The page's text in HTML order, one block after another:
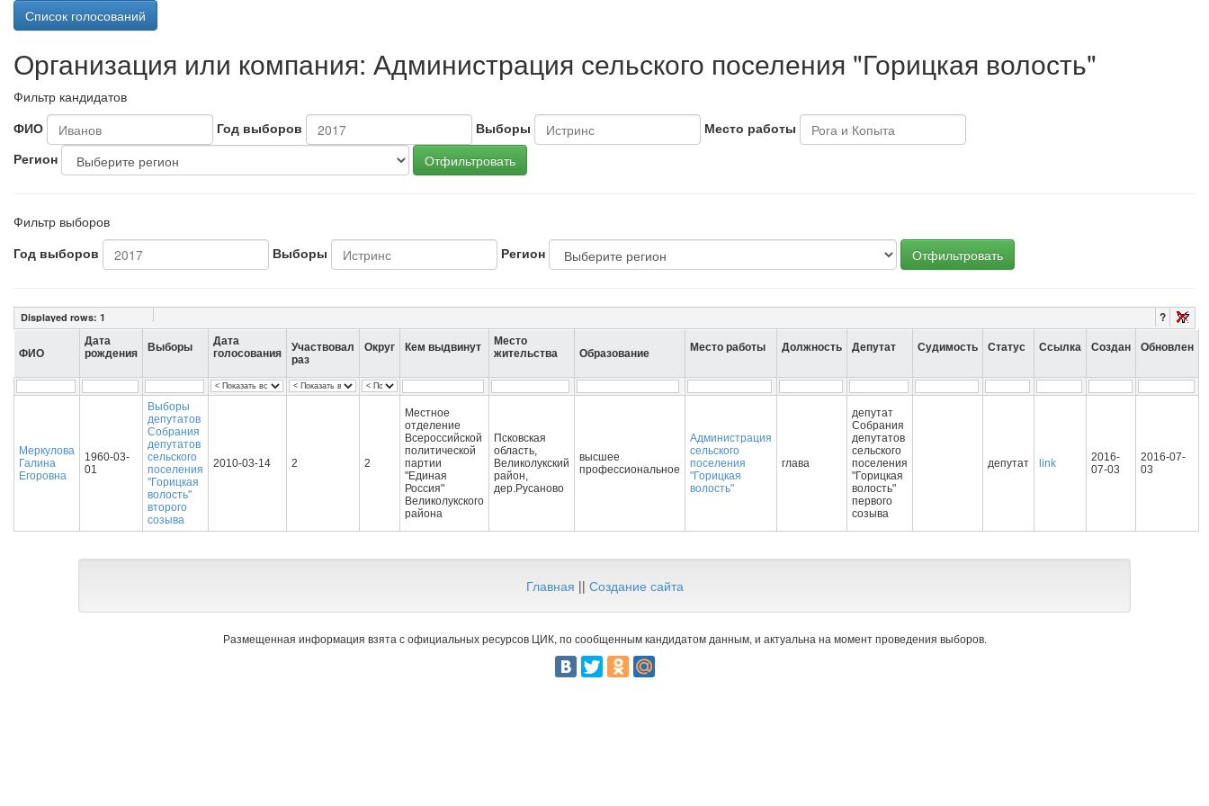
Список голосований
Организация или компания: Администрация сельского поселения "Горицкая волость"
Фильтр кандидатов
ФИО
Год выборов Выборы
Место работы
Регион
Отфильтровать
Фильтр выборов
Год выборов
Выборы Регион Отфильтровать
Displayed rows: 1 ?
ФИО
Дата
рождения
Выборы
Дата
голосования
Участвовал
раз
Округ Кем выдвинут
Место
жительства
Образование Место работы Должность Депутат Судимость Статус Ссылка Создан Обновлен
Меркулова
Галина
Егоровна
1960-03-
01
Выборы
депутатов
Собрания
депутатов
сельского
поселения
"Горицкая
волость"
второго
созыва
2010-03-14 2 2
Местное
отделение
Всероссийской
политической
партии
"Единая
Россия"
Великолукского
района
Псковская
область,
Великолукский
район,
дер.Русаново
высшее
профессиональное
Администрация
сельского
поселения
"Горицкая
волость"
глава
депутат
Собрания
депутатов
сельского
поселения
"Горицкая
волость"
первого
созыва
депутат link
2016-
07-03
2016-07-
03
Главная || Создание сайта
Размещенная информация взята с официальных ресурсов ЦИК, по сообщенным кандидатом данным, и актуальна на момент проведения выборов.